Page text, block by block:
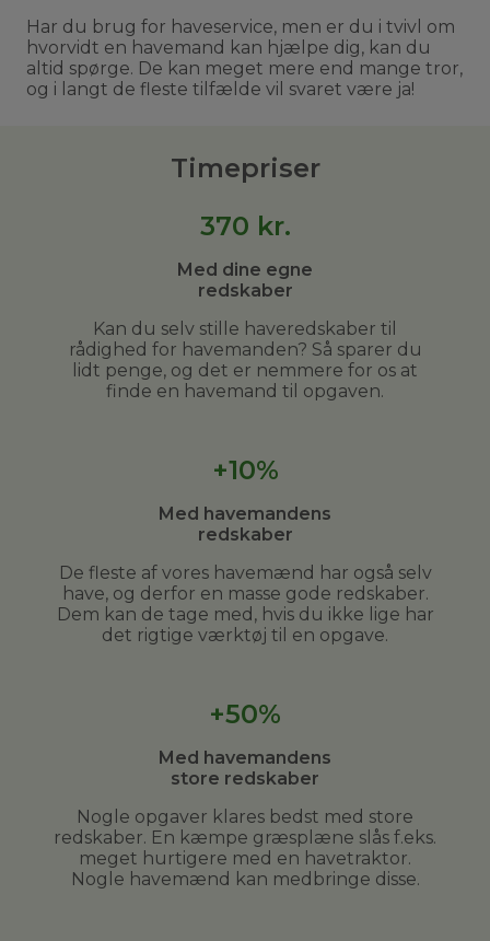
Har du brug for haveservice, men er du i tvivl om
hvorvidt en havemand kan hjælpe dig, kan du
altid spørge. De kan meget mere end mange tror,
og i langt de fleste tilfælde vil svaret være ja!
Timepriser
370 kr.
Med dine egne
redskaber
Kan du selv stille haveredskaber til
rådighed for havemanden? Så sparer du
lidt penge, og det er nemmere for os at
finde en havemand til opgaven.
+10%
Med havemandens
redskaber
De fleste af vores havemænd har også selv
have, og derfor en masse gode redskaber.
Dem kan de tage med, hvis du ikke lige har
det rigtige værktøj til en opgave.
+50%
Med havemandens
store redskaber
Nogle opgaver klares bedst med store
redskaber. En kæmpe græsplæne slås f.eks.
meget hurtigere med en havetraktor.
Nogle havemænd kan medbringe disse.